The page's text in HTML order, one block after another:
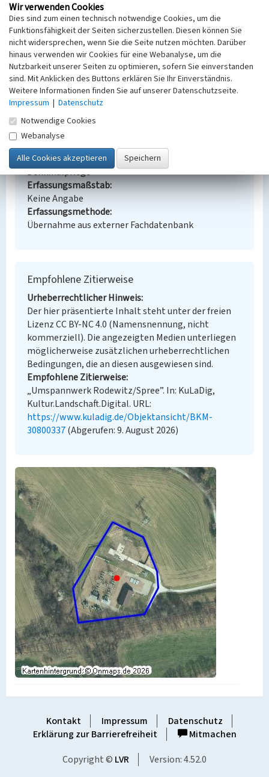
Bauherr / Auftraggeber:
--
BKM-Nummer:30800337
Umspannwerk Rodewitz/Spree
Schlagwörter
Umspannwerk
Ort
Rodewitz/Spree
Fachsicht(en)
Denkmalpflege
Erfassungsmaßstab
Keine Angabe
Erfassungsmethode
Übernahme aus externer Fachdatenbank
Empfohlene Zitierweise
Urheberrechtlicher Hinweis
Der hier präsentierte Inhalt steht unter der freien
Lizenz CC BY-NC 4.0 (Namensnennung, nicht
kommerziell). Die angezeigten Medien unterliegen
möglicherweise zusätzlichen urheberrechtlichen
Bedingungen, die an diesen ausgewiesen sind.
Empfohlene Zitierweise
„Umspannwerk Rodewitz/Spree”. In: KuLaDig,
Kultur.Landschaft.Digital. URL:
https://www.kuladig.de/Objektansicht/BKM-
30800337(Abgerufen: 9. August 2026)
Kontakt Impressum
Datenschutz
Erklärung zur Barrierefreiheit
Mitmachen
Copyright © LVR Version: 4.52.0
Wir verwenden Cookies
Dies sind zum einen technisch notwendige Cookies, um die
Funktionsfähigkeit der Seiten sicherzustellen. Diesen können Sie
nicht widersprechen, wenn Sie die Seite nutzen möchten. Darüber
hinaus verwenden wir Cookies für eine Webanalyse, um die
Nutzbarkeit unserer Seiten zu optimieren, sofern Sie einverstanden
sind. Mit Anklicken des Buttons erklären Sie Ihr Einverständnis.
Weitere Informationen finden Sie auf unserer Datenschutzseite.
Impressum | Datenschutz
Notwendige Cookies
Webanalyse